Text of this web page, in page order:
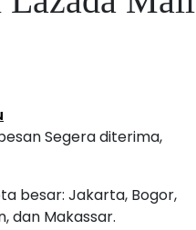
Segera diterima,
besar: Jakarta, Bogor,
dan Makassar.